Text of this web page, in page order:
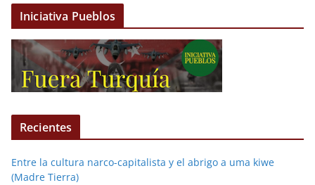
Iniciativa Pueblos
Recientes
Entre la cultura narco-capitalista y el abrigo a uma kiwe
(Madre Tierra)